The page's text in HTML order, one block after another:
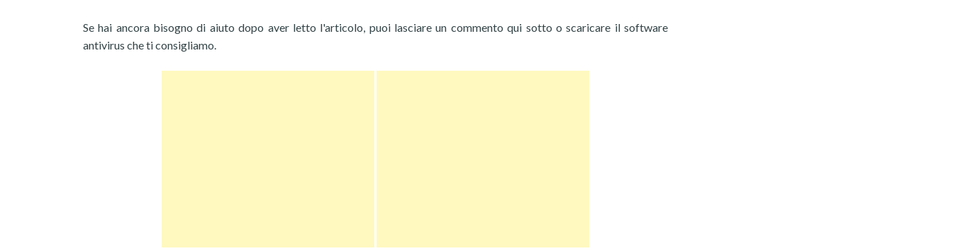
Se hai ancora bisogno di aiuto dopo aver letto l'articolo, puoi lasciare un commento qui sotto o scaricare il software
antivirus che ti consigliamo.